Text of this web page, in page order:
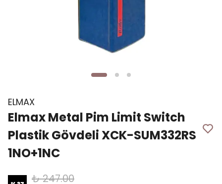
ELMAX
Elmax Metal Pim Limit Switch
Plastik Gövdeli XCK-SUM332RS
1NO+1NC
₺ 247.00